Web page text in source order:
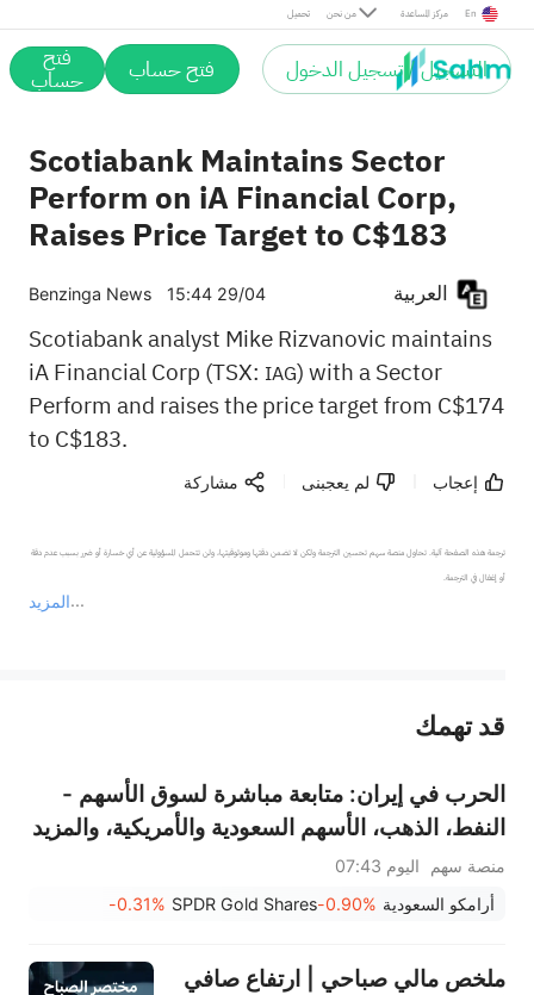
تحميل من نحن مركز المساعدة En
التسجيل / تسجيل الدخول فتح حساب فتح
حساب
Scotiabank Maintains Sector
Perform on iA Financial Corp,
Raises Price Target to C$183
Benzinga News 15:44 29/04
Scotiabank analyst Mike Rizvanovic maintains
iA Financial Corp (TSX: IAG) with a Sector
Perform and raises the price target from C$174
to C$183.
إعجاب لم يعجبنى مشاركة
المزيد
ترجمة هذه الصفحة آلية. تحاول منصة سهم تحسين الترجمة ولكن لا تضمن دقتها وموثوقيتها، ولن تتحمل المسؤولية عن أي خسارة أو ضرر بسبب عدم دقة
أو إغفال في الترجمة.
عند الضرورة، يرجى استشارة مستشار استثمار محترف. لا تقدم منصة سهم أي مشورة استثمارية، ولا تقدم أي التزامات أو ضمانات.
قد تهمك
الحرب في إيران: متابعة مباشرة لسوق الأسهم -
النفط، الذهب، الأسهم السعودية والأمريكية، والمزيد
منصة سهم
اليوم 07:43
أرامكو السعودية -0.90%
SPDR Gold Shares
-0.31%
ملخص مالي صباحي | ارتفاع صافي